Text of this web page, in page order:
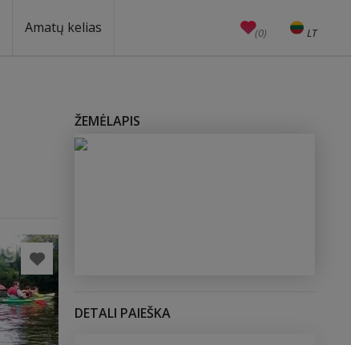
Amatų kelias (0) LT
EN
ŽEMĖLAPIS
DETALI PAIEŠKA